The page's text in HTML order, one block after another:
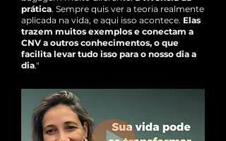
prática. Sempre quis ver a teoria realmente
aplicada na vida, e aqui isso acontece. Elas
trazem muitos exemplos e conectam a
CNV a outros conhecimentos, o que
facilita levar tudo isso para o nosso dia a
dia."